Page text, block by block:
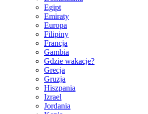
Egipt
Emiraty
Europa
Filipiny
Francja
Gambia
Gdzie wakacje?
Grecja
Gruzja
Hiszpania
Izrael
Jordania